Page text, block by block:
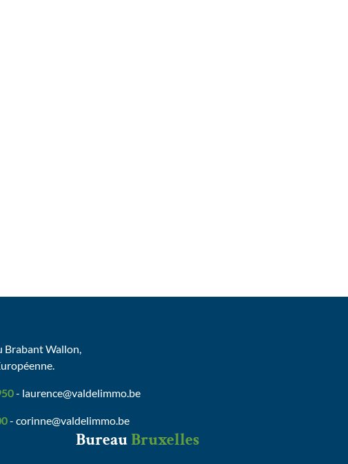
Wallon,
- laurence@valdelimmo.be
- corinne@valdelimmo.be
BureauBruxelles